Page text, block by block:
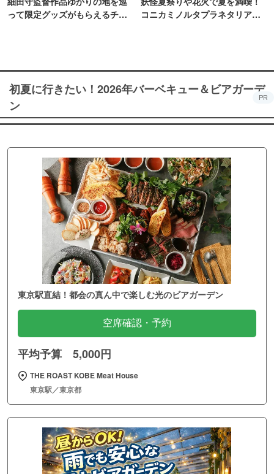
って限定グッズがもらえるチャ
コニカミノルタプラネタリア
初夏に行きたい！2026年バーベキュー＆ビアガーデ
ン
PR
東京駅直結！都会の真ん中で楽しむ光のビアガーデン
空席確認・予約
平均予算 5,000円
THE ROAST KOBE Meat House
東京駅／東京都